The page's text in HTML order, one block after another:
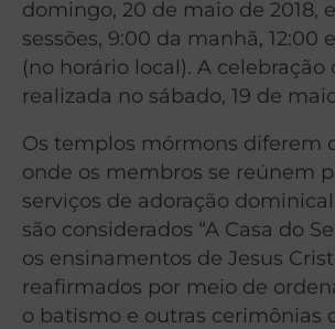
domingo, 20 de maio de 2018,
sessões, 9:00 da manhã, 12:00
(no horário local). A celebração
realizada no sábado, 19 de
Os templos mórmons diferem
onde os membros se reúnem
serviços de adoração
são considerados “A Casa do
os ensinamentos de Jesus
reafirmados por meio de
o batismo e outras cerimônias